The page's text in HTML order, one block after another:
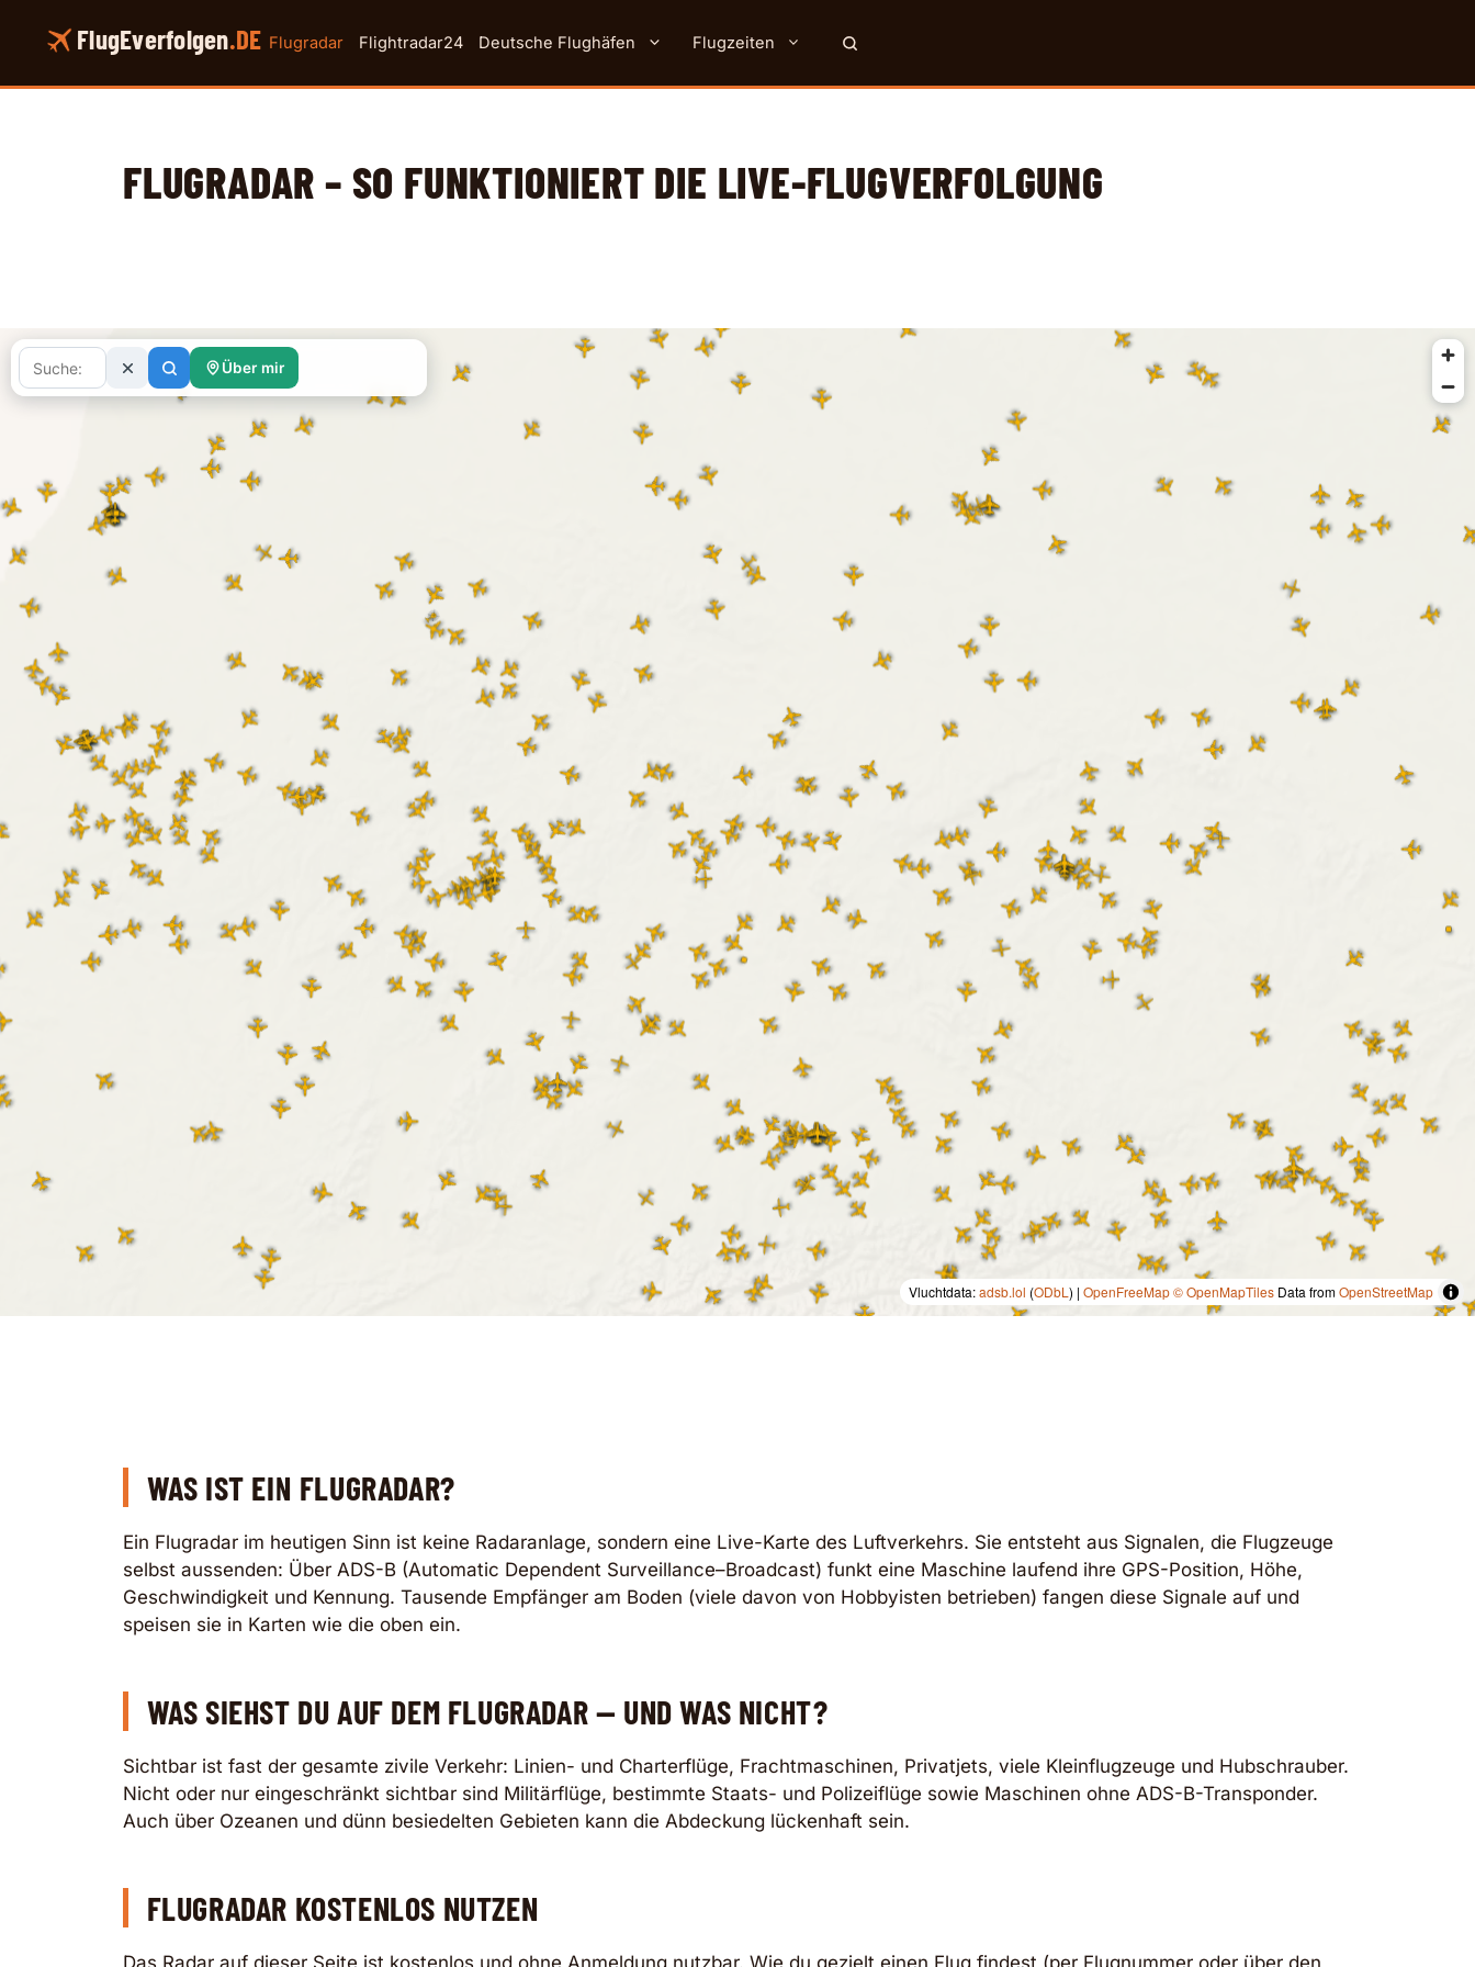
Inhalt
FlugEverfolgen.DE Flugradar Flightradar24 Deutsche Flughäfen Flugzeiten
FLUGRADAR – SO FUNKTIONIERT DIE LIVE-FLUGVERFOLGUNG
Vluchtdata:adsb.lol (ODbL ) | OpenFreeMap© OpenMapTiles Data fromOpenStreetMap
Über mir
WAS IST EIN FLUGRADAR?
Ein Flugradar im heutigen Sinn ist keine Radaranlage, sondern eine Live-Karte des Luftverkehrs. Sie entsteht aus Signalen, die Flugzeuge
selbst aussenden: Über ADS-B (Automatic Dependent Surveillance–Broadcast) funkt eine Maschine laufend ihre GPS-Position, Höhe,
Geschwindigkeit und Kennung. Tausende Empfänger am Boden (viele davon von Hobbyisten betrieben) fangen diese Signale auf und
speisen sie in Karten wie die oben ein.
WAS SIEHST DU AUF DEM FLUGRADAR — UND WAS NICHT?
Sichtbar ist fast der gesamte zivile Verkehr: Linien- und Charterflüge, Frachtmaschinen, Privatjets, viele Kleinflugzeuge und Hubschrauber.
Nicht oder nur eingeschränkt sichtbar sind Militärflüge, bestimmte Staats- und Polizeiflüge sowie Maschinen ohne ADS-B-Transponder.
Auch über Ozeanen und dünn besiedelten Gebieten kann die Abdeckung lückenhaft sein.
FLUGRADAR KOSTENLOS NUTZEN
Das Radar auf dieser Seite ist kostenlos und ohne Anmeldung nutzbar. Wie du gezielt einen Flug findest (per Flugnummer oder über den